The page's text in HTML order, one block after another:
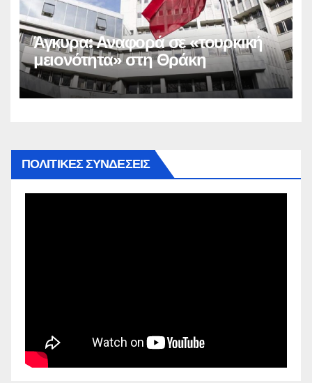
Άγκυρα: Αναφορά σε «τουρκική
μειονότητα» στη Θράκη
ΠΟΛΙΤΙΚΕΣ ΣΥΝΔΕΣΕΙΣ